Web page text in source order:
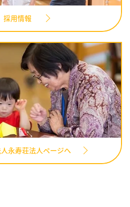
採用情報
永寿荘法人ページへ